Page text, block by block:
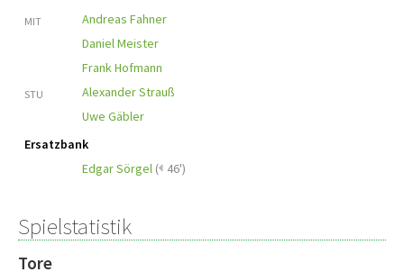
MIT
Andreas Fahner
Daniel Meister
Frank Hofmann
STU
Alexander Strauß
Uwe Gäbler
Ersatzbank
Edgar Sörgel ( 46')
Spielstatistik
Tore